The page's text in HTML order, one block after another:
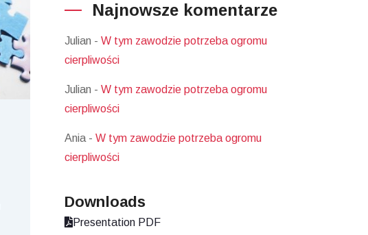
Najnowsze komentarze
Julian - W tym zawodzie potrzeba ogromu
cierpliwości
Julian - W tym zawodzie potrzeba ogromu
cierpliwości
Ania - W tym zawodzie potrzeba ogromu
cierpliwości
Downloads
Presentation PDF